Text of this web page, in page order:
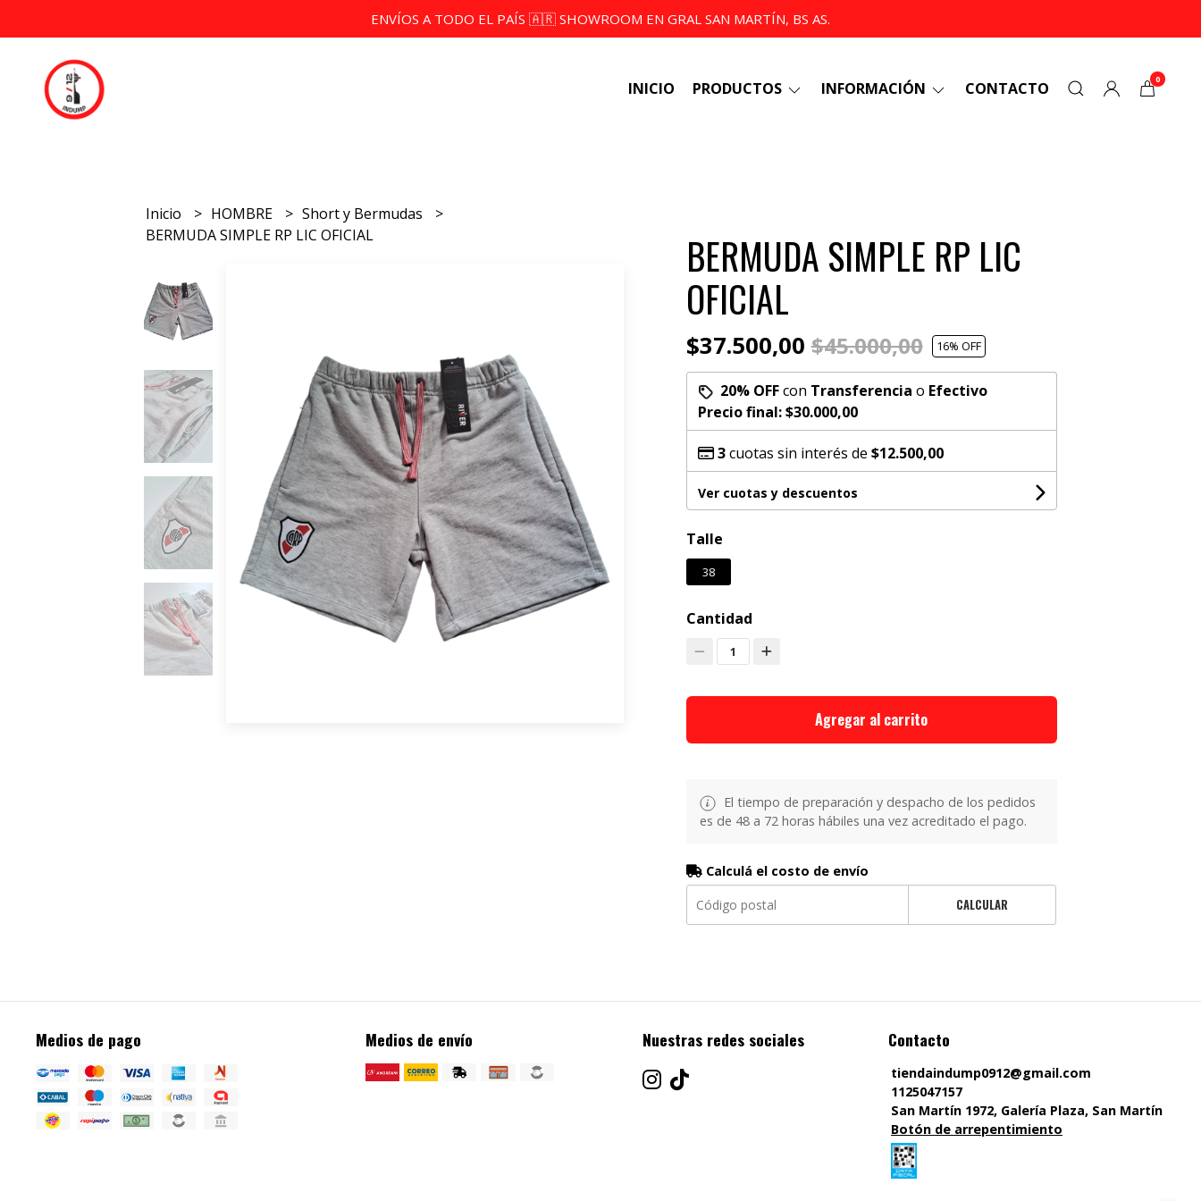
ENVÍOS A TODO EL PAÍS 🇦🇷 SHOWROOM EN GRAL SAN MARTÍN, BS AS.
INICIO PRODUCTOS INFORMACIÓN CONTACTO 0
Inicio HOMBRE
Short y Bermudas
BERMUDA SIMPLE RP LIC OFICIAL
BERMUDA SIMPLE RP LIC
OFICIAL
$37.500,00$45.000,00 16% OFF
20% OFFcon Transferencia o Efectivo
Precio final:$30.000,00
3cuotas sin interés de $12.500,00
Ver cuotas y descuentos
Talle
38
Cantidad
1
Agregar al carrito
El tiempo de preparación y despacho de los pedidos
es de 48 a 72 horas hábiles una vez acreditado el pago.
Calculá el costo de envío
CALCULAR
Medios de pago Medios de envío Nuestras redes sociales Contacto
tiendaindump0912@gmail.com
1125047157
San Martín 1972, Galería Plaza, San Martín
Botón de arrepentimiento